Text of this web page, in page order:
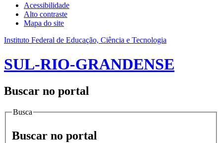
Acessibilidade
Alto contraste
Mapa do site
Instituto Federal de Educação, Ciência e Tecnologia
SUL-RIO-GRANDENSE
Buscar no portal
Busca
Buscar no portal